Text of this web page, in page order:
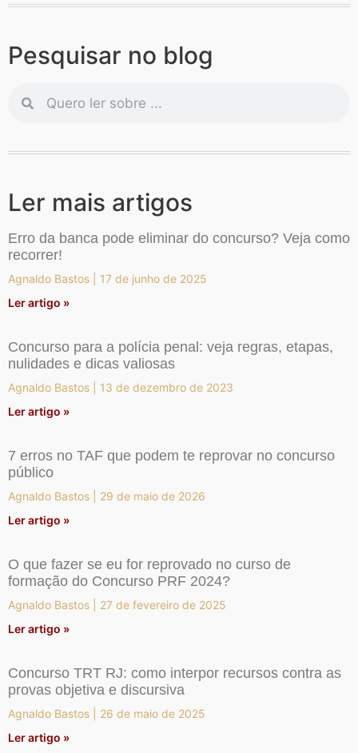
Pesquisar no blog
Ler mais artigos
Erro da banca pode eliminar do concurso? Veja como
recorrer!
Agnaldo Bastos
17 de junho de 2025
Ler artigo »
Concurso para a polícia penal: veja regras, etapas,
nulidades e dicas valiosas
Agnaldo Bastos
13 de dezembro de 2023
Ler artigo »
7 erros no TAF que podem te reprovar no concurso
público
Agnaldo Bastos
29 de maio de 2026
Ler artigo »
O que fazer se eu for reprovado no curso de
formação do Concurso PRF 2024?
Agnaldo Bastos
27 de fevereiro de 2025
Ler artigo »
Concurso TRT RJ: como interpor recursos contra as
provas objetiva e discursiva
Agnaldo Bastos
26 de maio de 2025
Ler artigo »